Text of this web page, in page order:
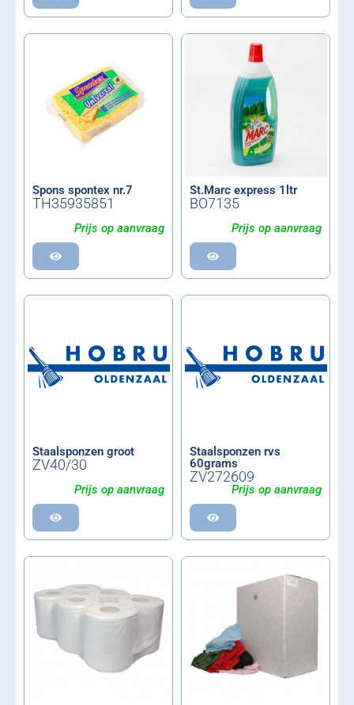
Spons spontex nr.7
TH35935851
Prijs op aanvraag
St.Marc express 1ltr
BO7135
Prijs op aanvraag
Staalsponzen groot
ZV40/30
Prijs op aanvraag
Staalsponzen rvs
60grams
ZV272609
Prijs op aanvraag